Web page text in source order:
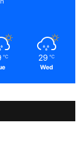
℃ 29 ℃
Wed